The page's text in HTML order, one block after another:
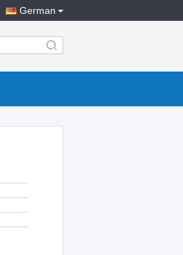
German
search